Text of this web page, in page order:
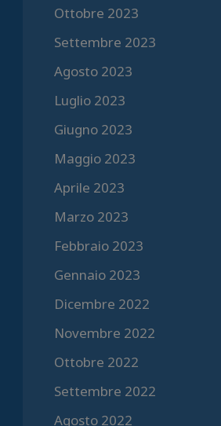
Ottobre 2023
Settembre 2023
Agosto 2023
Luglio 2023
Giugno 2023
Maggio 2023
Aprile 2023
Marzo 2023
Febbraio 2023
Gennaio 2023
Dicembre 2022
Novembre 2022
Ottobre 2022
Settembre 2022
Agosto 2022